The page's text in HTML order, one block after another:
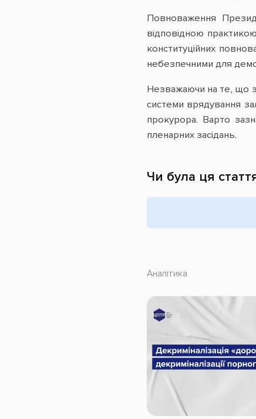
Повноваження
відповідною
конституційних
небезпечними для
Незважаючи на те, що
системи врядування
прокурора. Варто
пленарних засідань.
Чи була ця
Аналітика